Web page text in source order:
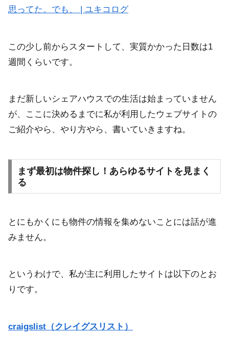
思ってた。でも、 | ユキコログ
この少し前からスタートして、実質かかった日数は1
週間くらいです。
まだ新しいシェアハウスでの生活は始まっていません
が、ここに決めるまでに私が利用したウェブサイトの
ご紹介やら、やり方やら、書いていきますね。
まず最初は物件探し！あらゆるサイトを見まく
る
とにもかくにも物件の情報を集めないことには話が進
みません。
というわけで、私が主に利用したサイトは以下のとお
りです。
craigslist（クレイグスリスト）